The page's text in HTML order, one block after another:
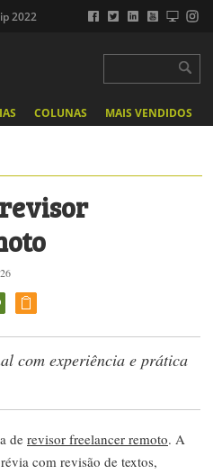
2022
COLUNAS MAIS VENDIDOS
com experiência e prática
de revisor freelancer remoto. A
com revisão de textos,